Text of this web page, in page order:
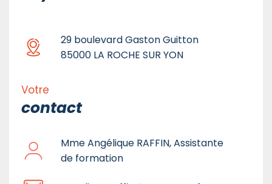
29 boulevard Gaston Guitton
85000 LA ROCHE SUR YON
Votre
contact
Mme Angélique RAFFIN, Assistante
de formation